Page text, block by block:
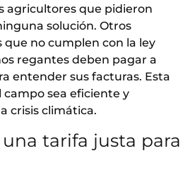
agricultores que pidieron
solución. Otros
no cumplen con la ley
regantes deben pagar a
entender sus facturas. Esta
sea eficiente y
crisis climática.
tarifa justa para